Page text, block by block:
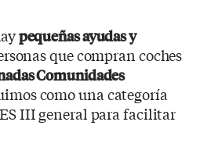
pequeñas ayudas y
que compran coches
Comunidades
como una categoría
III general para facilitar